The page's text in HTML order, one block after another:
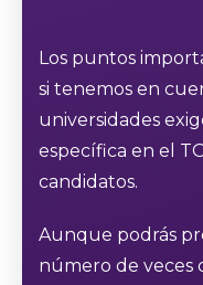
Los puntos
si tenemos en
universidades
específica en el
candidatos.
Aunque podrás
número de veces